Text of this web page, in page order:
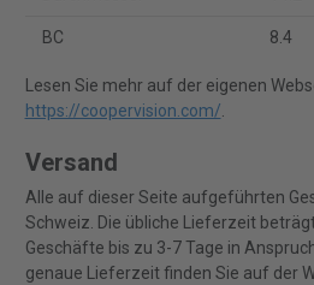
BC 8.4
Lesen Sie mehr auf der eigenen
https://coopervision.com/.
Versand
Alle auf dieser Seite aufgeführten
Schweiz. Die übliche Lieferzeit
Geschäfte bis zu 3-7 Tage in
genaue Lieferzeit finden Sie auf der